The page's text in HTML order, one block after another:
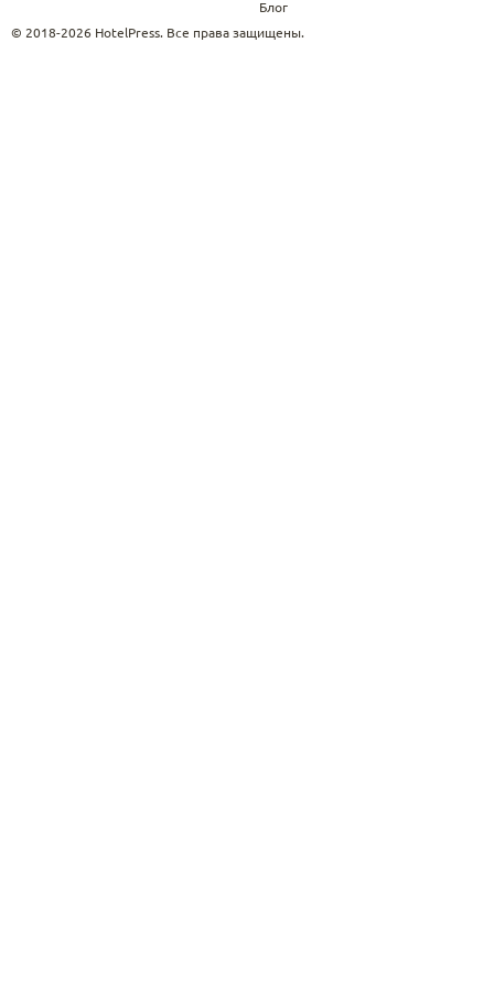
Блог
© 2018-2026 HotelPress. Все права защищены.